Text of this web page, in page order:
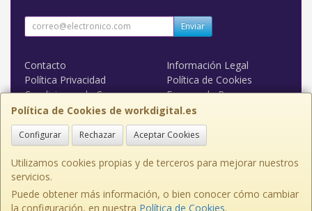
Política de Cookies de workdigital.es
Configurar Rechazar Aceptar Cookies
Utilizamos cookies propias y de terceros para mejorar nuestros
servicios.
Puede obtener más información, o bien conocer cómo cambiar
la configuración, en nuestra Política de Cookies.
Enviar
Contacto
Información Legal
Política Privacidad
Política de Cookies
Condiciones de Compra
Formas de Pago
WORK DIGITAL
Contacto
admin@workdigital.es